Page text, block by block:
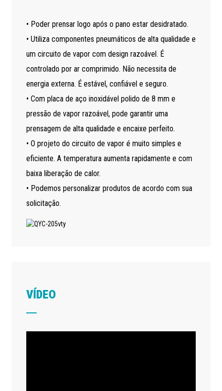
• Poder prensar logo após o pano estar desidratado.
• Utiliza componentes pneumáticos de alta qualidade e
um circuito de vapor com design razoável. É
controlado por ar comprimido. Não necessita de
energia externa. É estável, confiável e seguro.
• Com placa de aço inoxidável polido de 8 mm e
pressão de vapor razoável, pode garantir uma
prensagem de alta qualidade e encaixe perfeito.
• O projeto do circuito de vapor é muito simples e
eficiente. A temperatura aumenta rapidamente e com
baixa liberação de calor.
• Podemos personalizar produtos de acordo com sua
solicitação.
VÍDEO